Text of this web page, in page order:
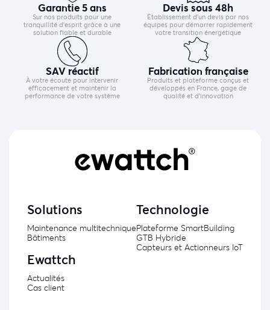
Garantie 5 ans
Sur nos produits pour une
tranquillité d’esprit grâce à une
solution fiable et durable
Devis sous 48h
Établissement d’un devis par nos
équipes pour démarrer rapidement
votre transition énergétique
SAV réactif
À votre écoute pour intervenir
efficacement et maintenir la
performance de votre système
Fabrication française
Produits et plateforme conçus et
développés en France, gage de
qualité et d’innovation
Solutions
Maintenance multitechnique
Bâtiments
Technologie
Plateforme SmartBuilding
GTB Hybride
Capteurs et Actionneurs IoT
Ewattch
Actualités
Cas client